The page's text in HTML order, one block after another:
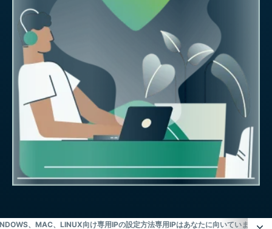
、MAC、LINUX向け専用IPの設定方法専用IPはあなたに向いていますか？